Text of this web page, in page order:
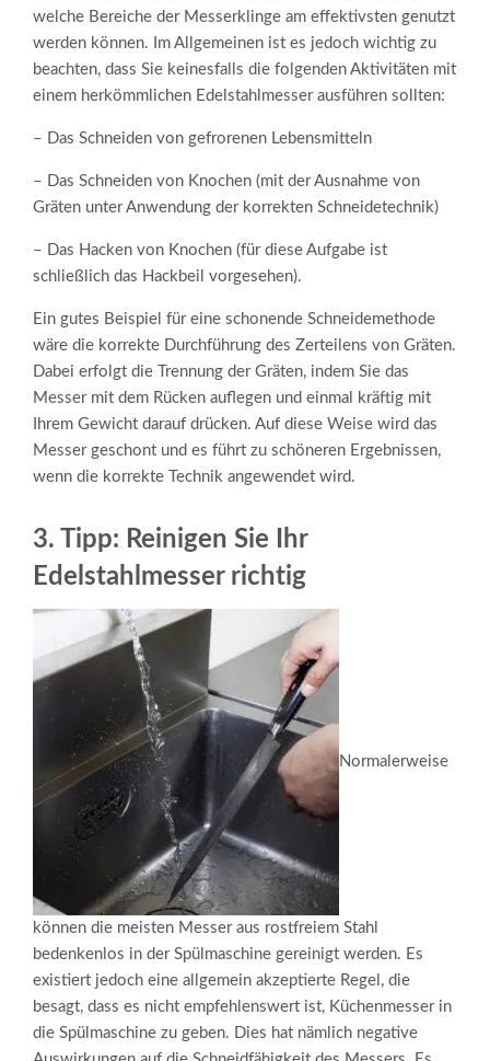
welche Bereiche der Messerklinge am effektivsten genutzt
werden können. Im Allgemeinen ist es jedoch wichtig zu
beachten, dass Sie keinesfalls die folgenden Aktivitäten mit
einem herkömmlichen Edelstahlmesserausführen sollten:
– Das Schneiden von gefrorenen Lebensmitteln
– Das Schneiden von Knochen (mit der Ausnahme von
Gräten unter Anwendung der korrekten Schneidetechnik)
– Das Hacken von Knochen (für diese Aufgabe ist
schließlich das Hackbeil vorgesehen).
Ein gutes Beispiel für eine schonende Schneidemethode
wäre die korrekte Durchführung des Zerteilens von Gräten.
Dabei erfolgt die Trennung der Gräten, indem Sie das
Messer mit dem Rücken auflegen und einmal kräftig mit
Ihrem Gewicht darauf drücken. Auf diese Weise wird das
Messer geschont und es führt zu schöneren Ergebnissen,
wenn die korrekte Technik angewendet wird.
3. Tipp: Reinigen Sie Ihr
Edelstahlmesser richtig
Normalerweise
können die meisten Messer aus rostfreiem Stahl
bedenkenlos in der Spülmaschine gereinigt werden. Es
existiert jedoch eine allgemein akzeptierte Regel, die
besagt, dass es nicht empfehlenswert ist, Küchenmesser in
die Spülmaschine zu geben. Dies hat nämlich negative